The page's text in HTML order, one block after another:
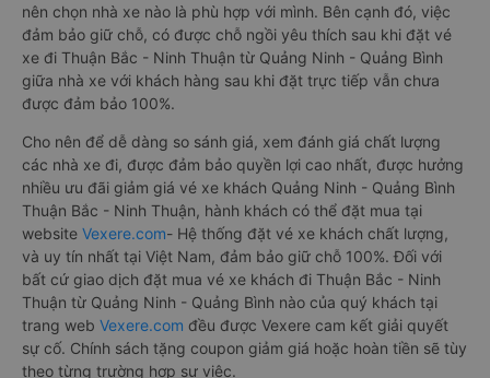
nên chọn nhà xe nào là phù hợp với mình. Bên cạnh đó, việc
đảm bảo giữ chỗ, có được chỗ ngồi yêu thích sau khi đặt vé
xe đi Thuận Bắc - Ninh Thuận từ Quảng Ninh - Quảng Bình
giữa nhà xe với khách hàng sau khi đặt trực tiếp vẫn chưa
được đảm bảo 100%.
Cho nên để dễ dàng so sánh giá, xem đánh giá chất lượng
các nhà xe đi, được đảm bảo quyền lợi cao nhất, được hưởng
nhiều ưu đãi giảm giá vé xe khách Quảng Ninh - Quảng Bình
Thuận Bắc - Ninh Thuận, hành khách có thể đặt mua tại
website Vexere.com- Hệ thống đặt vé xe khách chất lượng,
và uy tín nhất tại Việt Nam, đảm bảo giữ chỗ 100%. Đối với
bất cứ giao dịch đặt mua vé xe khách đi Thuận Bắc - Ninh
Thuận từ Quảng Ninh - Quảng Bình nào của quý khách tại
trang web Vexere.com đều được Vexere cam kết giải quyết
sự cố. Chính sách tặng coupon giảm giá hoặc hoàn tiền sẽ tùy
theo từng trường hợp sự việc.